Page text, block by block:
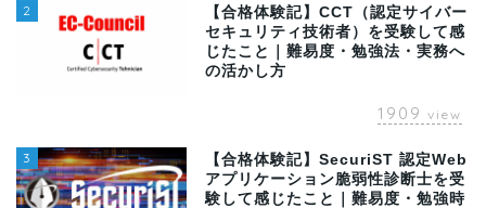
2
【合格体験記】CCT（認定サイバー
セキュリティ技術者）を受験して感
じたこと｜難易度・勉強法・実務へ
の活かし方
1909 view
3
【合格体験記】SecuriST 認定Web
アプリケーション脆弱性診断士を受
験して感じたこと｜難易度・勉強時